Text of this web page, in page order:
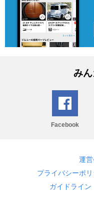
み
Facebook
運
プライバシーポ
ガイドライン